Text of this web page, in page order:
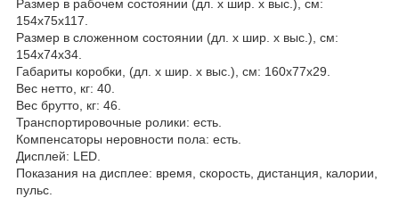
Размер в рабочем состоянии (дл. х шир. х выс.), см:
154x75x117.
Размер в сложенном состоянии (дл. х шир. х выс.), см:
154x74x34.
Габариты коробки, (дл. х шир. х выс.), см: 160x77x29.
Вес нетто, кг: 40.
Вес брутто, кг: 46.
Транспортировочные ролики: есть.
Компенсаторы неровности пола: есть.
Дисплей: LED.
Показания на дисплее: время, скорость, дистанция, калории,
пульс.